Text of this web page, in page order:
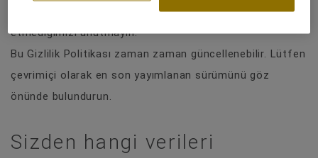
bu politikalar için hiçbir sorumluluk ve yükümlülük kabul
etmediğimizi unutmayın.
Bu Gizlilik Politikası zaman zaman güncellenebilir. Lütfen
çevrimiçi olarak en son yayımlanan sürümünü göz
önünde bulundurun.
Sizden hangi verileri